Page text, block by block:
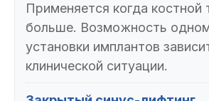
Применяется когда костной
больше. Возможность
установки имплантов
клинической ситуации.